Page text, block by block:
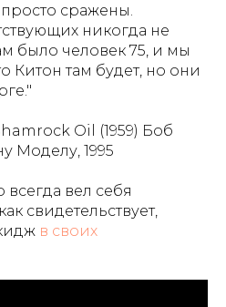
сражены.
никогда не
было человек 75, и мы
Китон там будет, но они
Oil (1959) Боб
Моделу, 1995
всегда вел себя
свидетельствует,
в своих